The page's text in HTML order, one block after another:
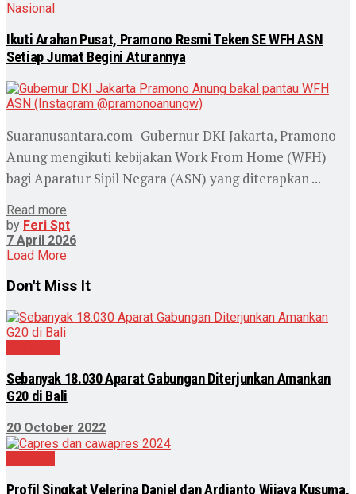
Nasional
Ikuti Arahan Pusat, Pramono Resmi Teken SE WFH ASN
Setiap Jumat Begini Aturannya
Suaranusantara.com- Gubernur DKI Jakarta, Pramono
Anung mengikuti kebijakan Work From Home (WFH)
bagi Aparatur Sipil Negara (ASN) yang diterapkan ...
Read more
by Feri Spt
7 April 2026
Load More
Don't Miss It
Sebanyak 18.030 Aparat Gabungan Diterjunkan Amankan
G20 di Bali
20 October 2022
Profil Singkat Velerina Daniel dan Ardianto Wijaya Kusuma,